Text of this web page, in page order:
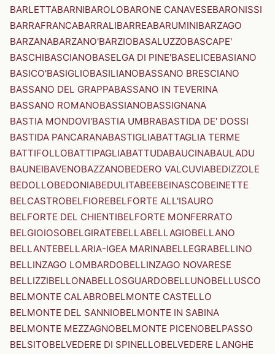
BARLETTABARNIBAROLOBARONE CANAVESEBARONISSI
BARRAFRANCABARRALIBARREABARUMINIBARZAGO
BARZANABARZANO'BARZIOBASALUZZOBASCAPE'
BASCHIBASCIANOBASELGA DI PINE'BASELICEBASIANO
BASICO'BASIGLIOBASILIANOBASSANO BRESCIANO
BASSANO DEL GRAPPABASSANO IN TEVERINA
BASSANO ROMANOBASSIANOBASSIGNANA
BASTIA MONDOVI'BASTIA UMBRABASTIDA DE' DOSSI
BASTIDA PANCARANABASTIGLIABATTAGLIA TERME
BATTIFOLLOBATTIPAGLIABATTUDABAUCINABAULADU
BAUNEIBAVENOBAZZANOBEDERO VALCUVIABEDIZZOLE
BEDOLLOBEDONIABEDULITABEEBEINASCOBEINETTE
BELCASTROBELFIOREBELFORTE ALL'ISAURO
BELFORTE DEL CHIENTIBELFORTE MONFERRATO
BELGIOIOSOBELGIRATEBELLABELLAGIOBELLANO
BELLANTEBELLARIA-IGEA MARINABELLEGRABELLINO
BELLINZAGO LOMBARDOBELLINZAGO NOVARESE
BELLIZZIBELLONABELLOSGUARDOBELLUNOBELLUSCO
BELMONTE CALABROBELMONTE CASTELLO
BELMONTE DEL SANNIOBELMONTE IN SABINA
BELMONTE MEZZAGNOBELMONTE PICENOBELPASSO
BELSITOBELVEDERE DI SPINELLOBELVEDERE LANGHE